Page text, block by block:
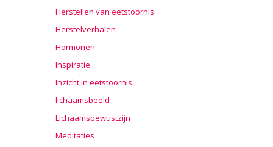
Herstellen van eetstoornis
Herstelverhalen
Hormonen
Inspiratie
Inzicht in eetstoornis
lichaamsbeeld
Lichaamsbewustzijn
Meditaties